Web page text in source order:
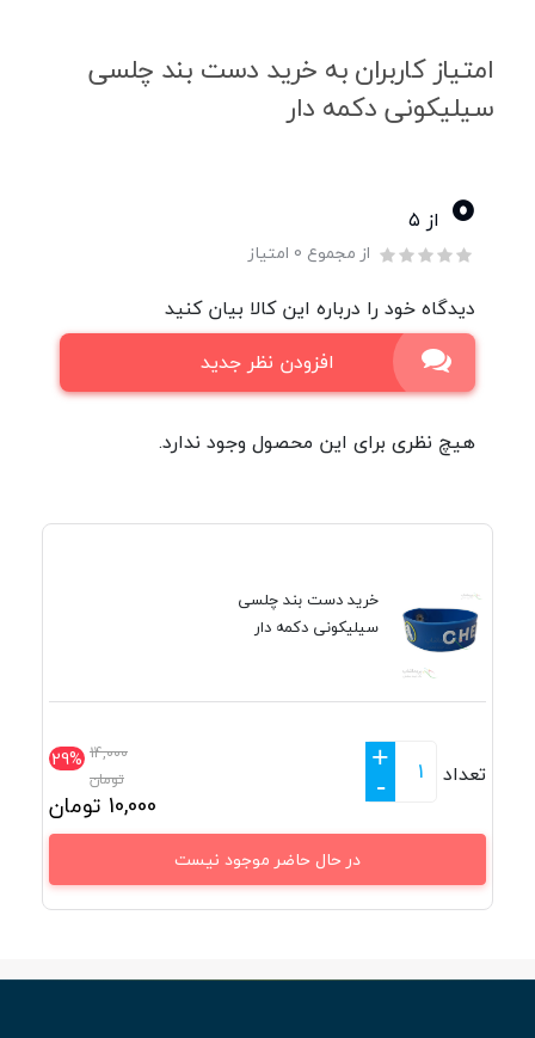
امتیاز کاربران به خرید دست بند چلسی
سیلیکونی دکمه دار
0 از ۵
از مجموع 0 امتیاز
دیدگاه خود را درباره این کالا بیان کنید
افزودن نظر جدید
هیچ نظری برای این محصول وجود ندارد.
خرید دست بند چلسی
سیلیکونی دکمه دار
29% 14,000
تومان
10,000 تومان
تعداد
+
-
در حال حاضر موجود نیست